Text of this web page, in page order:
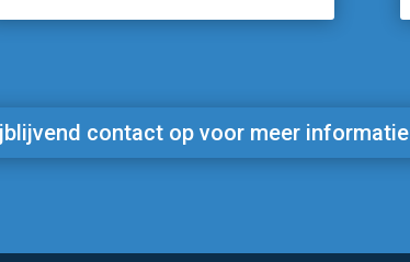
contact op voor meer informatie